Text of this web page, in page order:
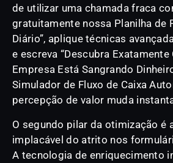
de utilizar uma chamada fraca
gratuitamente nossa Planilha de
Diário”, aplique técnicas
e escreva “Descubra Exatamente
Empresa Está Sangrando
Simulador de Fluxo de Caixa
percepção de valor muda
O segundo pilar da otimização é
implacável do atrito nos
A tecnologia de enriquecimento